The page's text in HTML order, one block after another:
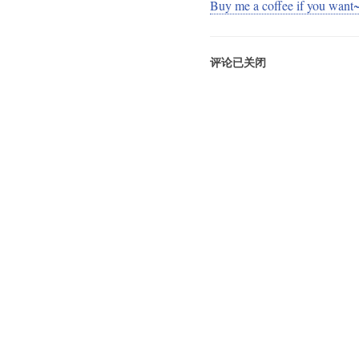
Buy me a coffee if you want~
评论已关闭